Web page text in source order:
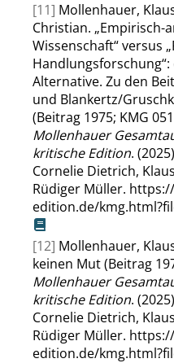
[11] Mollenhauer,
Christian. „Empirisch-
Wissenschaft“versus „
Handlungsforschung“
Alternative. Zu den
und Blankertz/
(Beitrag 1975; KMG
Mollenhauer
kritische Edition.
Cornelie Dietrich,
Rüdiger Müller.
edition.de/
[12] Mollenhauer,
keinen Mut (Beitrag
Mollenhauer
kritische Edition.
Cornelie Dietrich,
Rüdiger Müller.
edition.de/